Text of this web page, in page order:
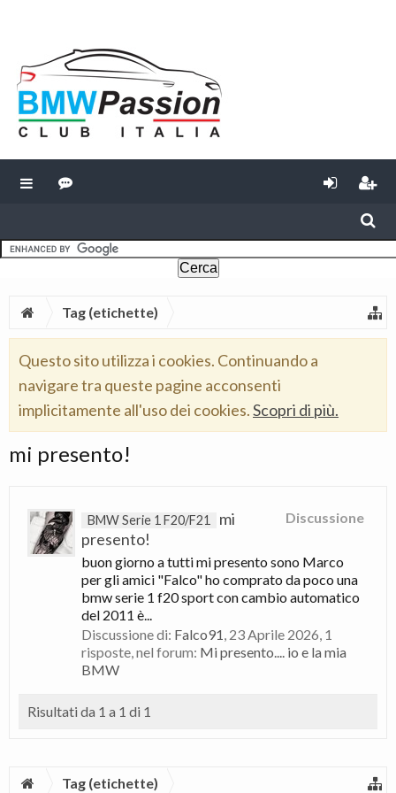
Tag (etichette)
Questo sito utilizza i cookies. Continuando a
navigare tra queste pagine acconsenti
implicitamente all'uso dei cookies.Scopri di più.
mi presento!
Discussione
BMW Serie 1 F20/F21
mi
presento!
buon giorno a tutti mi presento sono Marco
per gli amici "Falco" ho comprato da poco una
bmw serie 1 f20 sport con cambio automatico
del 2011 è...
Discussione di: Falco91, 23 Aprile 2026, 1
risposte, nel forum: Mi presento.... io e la mia
BMW
Risultati da 1 a 1 di 1
Tag (etichette)